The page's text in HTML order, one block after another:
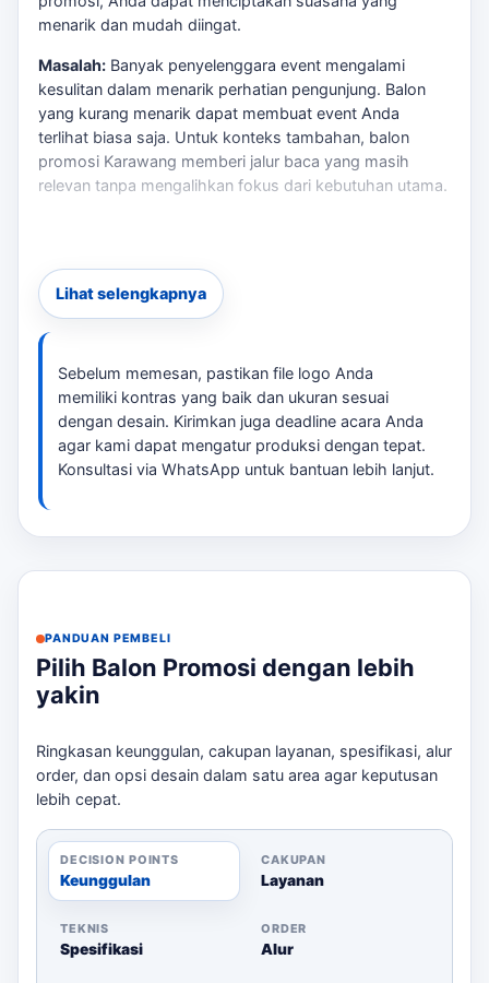
menarik dan mudah diingat.
Masalah: Banyak penyelenggara event mengalami
kesulitan dalam menarik perhatian pengunjung. Balon
yang kurang menarik dapat membuat event Anda
terlihat biasa saja. Untuk konteks tambahan, balon
promosi Karawang memberi jalur baca yang masih
relevan tanpa mengalihkan fokus dari kebutuhan utama.
efektivitas promosi Anda.
Solusi:tersedia paket balon promosi yang dapat
disesuaikan dengan kebutuhan Anda, termasuk desain
konteks tambahan, pemasangan balon promosi
Karawang
memberi jalur baca yang masih relevan tanpa
mengalihkan fokus dari kebutuhan utama.
Kenapa Memilih Paket Balon Promosi
Kami?
Traffic terlihat lebih meningkat dengan desain
yang menarik.
Jenis balon yang sesuai dengan lokasi dan tema
acara.
Opsi ukuran dan jumlah balon yang dapat
disesuaikan dengan kebutuhan.
Detail Paket
Setiap paket balon promosi kami dirancang untuk
memenuhi kebutuhan spesifik acara Anda. tersedia
berbagai jenis balon, termasuk balon gate yang cocok
untuk entrance event, grand opening, dan pameran. Jika
Lihat selengkapnya
Sebelum memesan, pastikan file logo Anda
memiliki kontras yang baik dan ukuran sesuai
dengan desain. Kirimkan juga deadline acara Anda
agar kami dapat mengatur produksi dengan tepat.
Konsultasi via WhatsApp untuk bantuan lebih lanjut.
PANDUAN PEMBELI
Pilih Balon Promosi dengan lebih
yakin
Ringkasan keunggulan, cakupan layanan, spesifikasi, alur
order, dan opsi desain dalam satu area agar keputusan
lebih cepat.
DECISION POINTS
Keunggulan
CAKUPAN
Layanan
TEKNIS
Spesifikasi
ORDER
Alur